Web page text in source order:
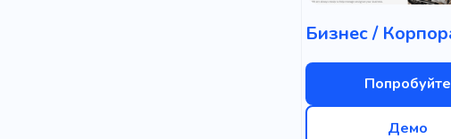
Попробуйте
Демо